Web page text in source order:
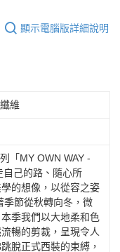
顯示電腦版詳細說明
維
「MY OWN WAY -
自己的路、隨心所
的想像，以從容之姿
季節從秋轉向冬，微
季我們以大地柔和色
暢的剪裁，呈現令人
脫正式西裝的束縛，